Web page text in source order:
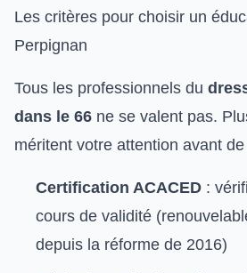
Les critères pour choisir un
Perpignan
Tous les professionnels du
dans le 66 ne se valent pas.
méritent votre attention avant
Certification ACACED :
cours de validité
depuis la réforme de 2016)